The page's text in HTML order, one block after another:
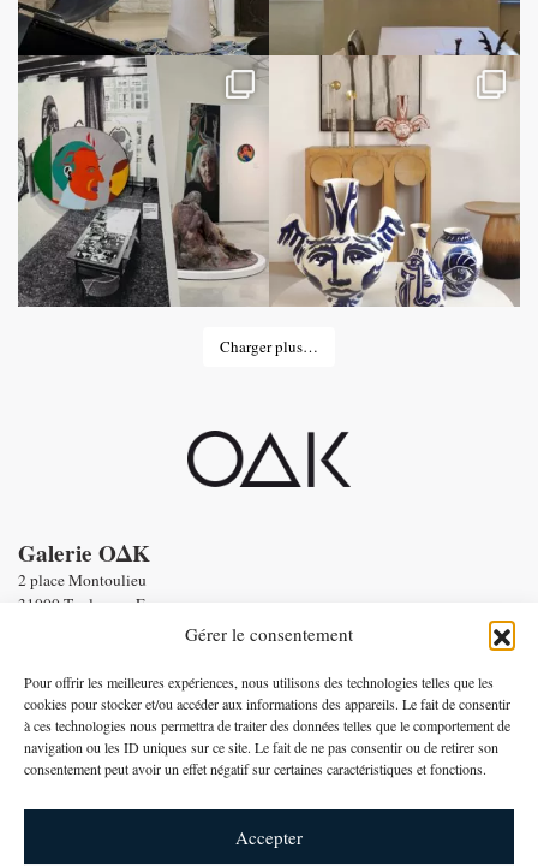
Gérer le consentement
Pour offrir les meilleures expériences, nous utilisons des technologies telles que les
cookies pour stocker et/ou accéder aux informations des appareils. Le fait de consentir
à ces technologies nous permettra de traiter des données telles que le comportement de
navigation ou les ID uniques sur ce site. Le fait de ne pas consentir ou de retirer son
consentement peut avoir un effet négatif sur certaines caractéristiques et fonctions.
Accepter
Charger plus…
Galerie OΔK
2 place Montoulieu
31000 Toulouse - France
+33 6 58 56 86 19
-Conditions générales de vente
-Mentions légales
Paiement par
Français